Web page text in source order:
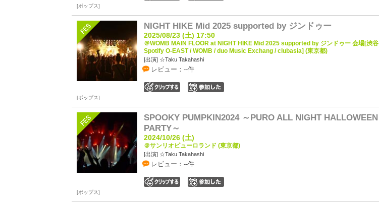
ポップス
NIGHT HIKE Mid 2025 supported by ジンドゥー
2025/08/23 (土) 17:50
＠WOMB MAIN FLOOR at NIGHT HIKE Mid 2025 supported by ジンドゥー 会場[渋谷
Spotify O-EAST / WOMB / duo Music Exchang / clubasia] (東京都)
[出演] ☆Taku Takahashi
レビュー：--件
ポップス
SPOOKY PUMPKIN2024 ～PURO ALL NIGHT HALLOWEEN
PARTY～
2024/10/26 (土)
＠サンリオピューロランド (東京都)
[出演] ☆Taku Takahashi
レビュー：--件
ポップス